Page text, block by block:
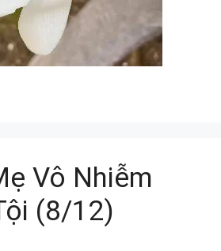
Vô Nhiễm
(8/12)